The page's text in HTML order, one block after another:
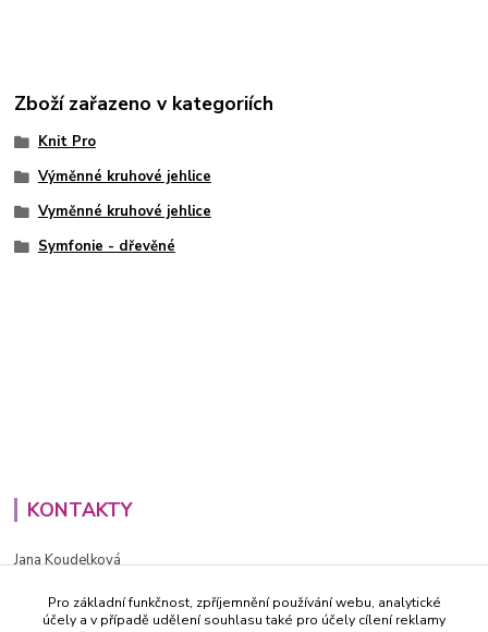
Zboží zařazeno v kategoriích
Knit Pro
Výměnné kruhové jehlice
Vyměnné kruhové jehlice
Symfonie - dřevěné
KONTAKTY
Jana Koudelková
PO - PÁ (8-16h)
Pro základní funkčnost, zpříjemnění používání webu, analytické
účely a v případě udělení souhlasu také pro účely cílení reklamy